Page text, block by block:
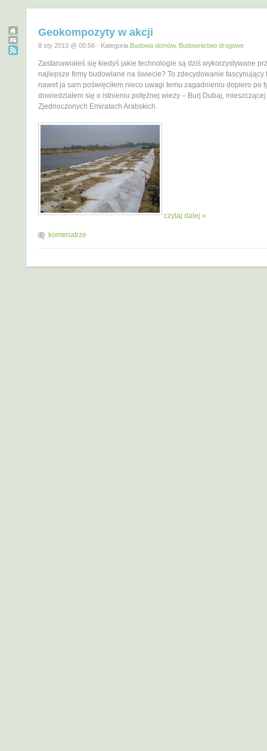
Geokompozyty w akcji
8 sty 2010 @ 00:56 · Kategoria Budowa domów, Budownictwo drogowe
Zastanawiałeś się kiedyś jakie technologie są dziś wykorzystywane
najlepsze firmy budowlane na świecie? To zdecydowanie fascynujący
nawet ja sam poświęciłem nieco uwagi temu zagadnieniu dopiero po
dowiedziałem się o istnieniu potężnej wieży – Burj Dubaj,
Zjednoczonych Emiratach Arabskich.
czytaj dalej »
komenatrze